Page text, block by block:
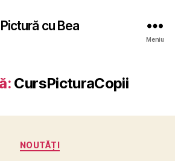
Pictură cu Bea
Meniu
CursPicturaCopii
Categorii
NOUTĂȚI